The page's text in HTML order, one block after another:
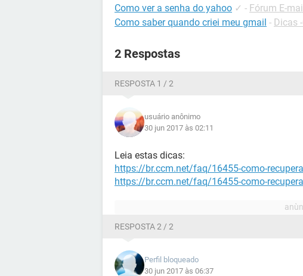
Como ver a senha do yahoo ✓ - Fórum E-
Como saber quando criei meu gmail - Dicas
2 Respostas
RESPOSTA 1 / 2
usuário anônimo
30 jun 2017 às 02:11
Leia estas dicas:
https://br.ccm.net/faq/16455-como-
https://br.ccm.net/faq/16455-como-
RESPOSTA 2 / 2
Perfil bloqueado
30 jun 2017 às 06:37